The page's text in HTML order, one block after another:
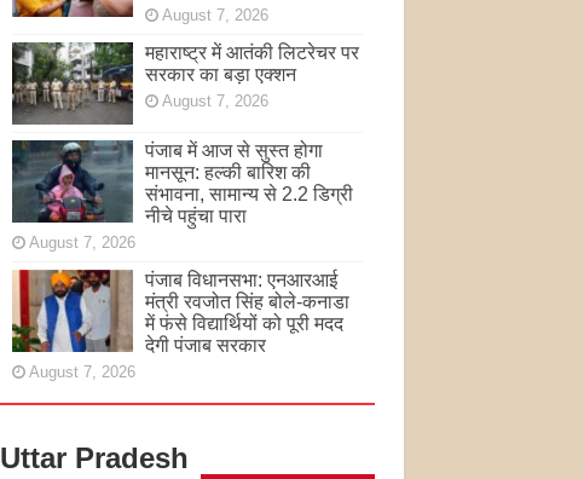
August 7, 2026
महाराष्ट्र में आतंकी लिटरेचर पर
सरकार का बड़ा एक्शन
August 7, 2026
पंजाब में आज से सुस्त होगा
मानसून: हल्की बारिश की
संभावना, सामान्य से 2.2 डिग्री
नीचे पहुंचा पारा
August 7, 2026
पंजाब विधानसभा: एनआरआई
मंत्री रवजोत सिंह बोले-कनाडा
में फंसे विद्यार्थियों को पूरी मदद
देगी पंजाब सरकार
August 7, 2026
Uttar Pradesh